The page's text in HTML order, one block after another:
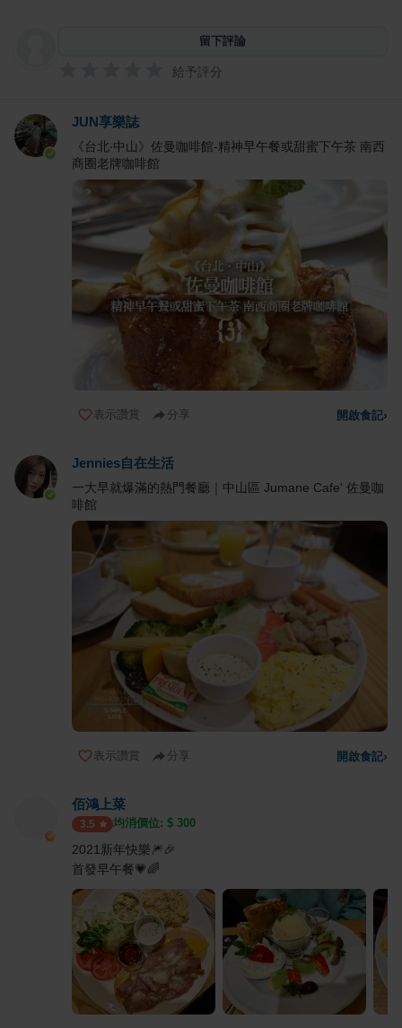
留下評論
給予評分
JUN享樂誌
《台北‧中山》佐曼咖啡館-精神早午餐或甜蜜下午茶 南西
商圈老牌咖啡館
表示讚賞 分享 開啟食記›
Jennies自在生活
一大早就爆滿的熱門餐廳｜中山區 Jumane Cafe' 佐曼咖
啡館
表示讚賞 分享 開啟食記›
佰鴻上菜
3.5 均消價位: $ 300
2021新年快樂🎆🎉
首發早午餐💗🌈